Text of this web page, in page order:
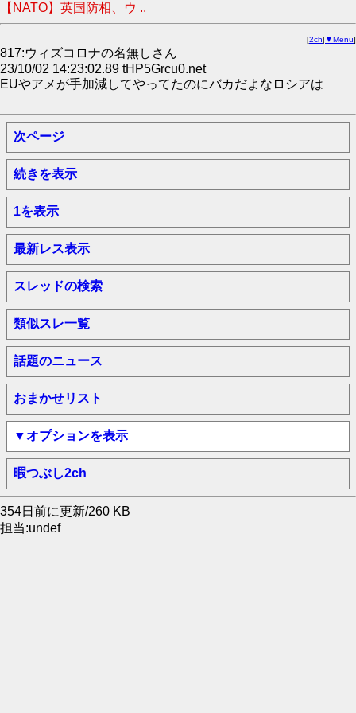
【NATO】英国防相、ウ ..
[2ch| ▼Menu]
817:ウィズコロナの名無しさん
23/10/02 14:23:02.89 tHP5Grcu0.net
EUやアメが手加減してやってたのにバカだよなロシアは
次ページ
続きを表示
1を表示
最新レス表示
スレッドの検索
類似スレ一覧
話題のニュース
おまかせリスト
▼オプションを表示
暇つぶし2ch
354日前に更新/260 KB
担当:undef